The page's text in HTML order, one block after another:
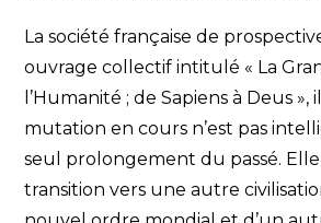
La société française de
ouvrage collectif intitulé « La
l’Humanité ; de Sapiens à Deus
mutation en cours n’est pas
seul prolongement du passé.
transition vers une autre